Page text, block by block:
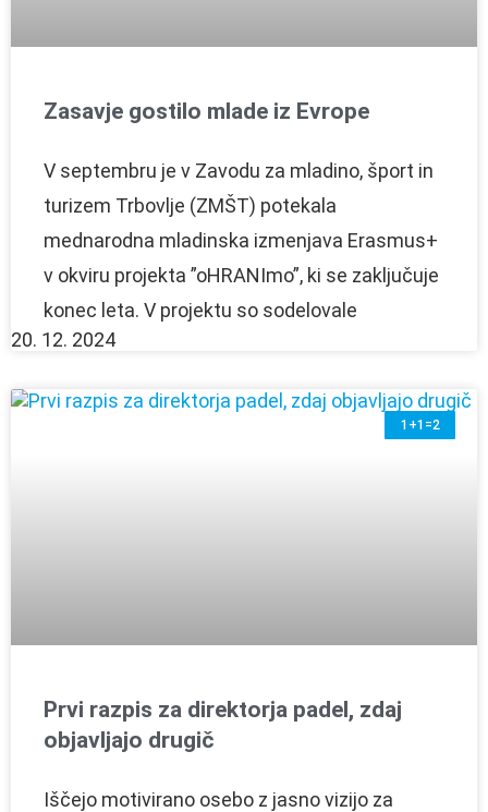
Zasavje gostilo mlade iz Evrope
V septembru je v Zavodu za mladino, šport in
turizem Trbovlje (ZMŠT) potekala
mednarodna mladinska izmenjava Erasmus+
v okviru projekta ”oHRANImo”, ki se zaključuje
konec leta. V projektu so sodelovale
20. 12. 2024
1+1=2
Prvi razpis za direktorja padel, zdaj
objavljajo drugič
Iščejo motivirano osebo z jasno vizijo za